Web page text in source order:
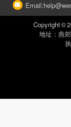
Copyright ©
地址：燕